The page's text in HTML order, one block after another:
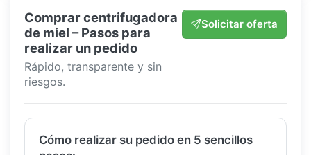
Comprar centrifugadora
de miel – Pasos para
realizar un pedido
Rápido, transparente y sin
riesgos.
Solicitar oferta
Cómo realizar su pedido en 5 sencillos